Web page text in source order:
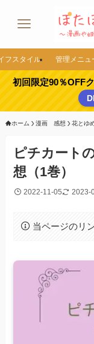
フスタイル 管理メニュ
初回限定90％OFF
ホーム 漫画 感想 花とゆ
ピチカート
想（1巻）
2022-11-05 2023-
当ページのリ